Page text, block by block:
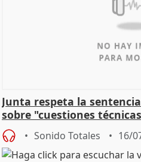
Junta respeta la
sobre "cuestiones
const
Sonido Totales 16/